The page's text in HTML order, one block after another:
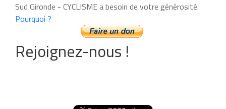
Sud Gironde - CYCLISME a besoin de votre générosité.
Pourquoi ?
Rejoignez-nous !